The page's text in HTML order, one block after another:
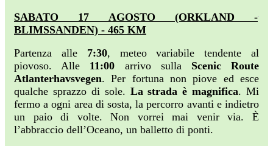
SABATO 17 AGOSTO (ORKLAND -
BLIMSSANDEN) - 465 KM
Partenza alle 7:30, meteo variabile tendente al
piovoso. Alle 11:00 arrivo sulla Scenic Route
Atlanterhavsvegen. Per fortuna non piove ed esce
qualche sprazzo di sole. La strada è magnifica. Mi
fermo a ogni area di sosta, la percorro avanti e indietro
un paio di volte. Non vorrei mai venir via. È
l’abbraccio dell’Oceano, un balletto di ponti.